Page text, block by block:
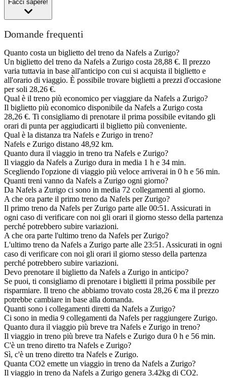
Facci sapere!
Domande frequenti
Quanto costa un biglietto del treno da Nafels a Zurigo?
Un biglietto del treno da Nafels a Zurigo costa 28,88 €. Il prezzo
varia tuttavia in base all'anticipo con cui si acquista il biglietto e
all'orario di viaggio. È possibile trovare biglietti a prezzi d'occasione
per soli 28,26 €.
Qual è il treno più economico per viaggiare da Nafels a Zurigo?
Il biglietto più economico disponibile da Nafels a Zurigo costa
28,26 €. Ti consigliamo di prenotare il prima possibile evitando gli
orari di punta per aggiudicarti il biglietto più conveniente.
Qual è la distanza tra Nafels e Zurigo in treno?
Nafels e Zurigo distano 48,92 km.
Quanto dura il viaggio in treno tra Nafels e Zurigo?
Il viaggio da Nafels a Zurigo dura in media 1 h e 34 min.
Scegliendo l'opzione di viaggio più veloce arriverai in 0 h e 56 min.
Quanti treni vanno da Nafels a Zurigo ogni giorno?
Da Nafels a Zurigo ci sono in media 72 collegamenti al giorno.
A che ora parte il primo treno da Nafels per Zurigo?
Il primo treno da Nafels per Zurigo parte alle 00:51. Assicurati in
ogni caso di verificare con noi gli orari il giorno stesso della partenza
perché potrebbero subire variazioni.
A che ora parte l'ultimo treno da Nafels per Zurigo?
L'ultimo treno da Nafels a Zurigo parte alle 23:51. Assicurati in ogni
caso di verificare con noi gli orari il giorno stesso della partenza
perché potrebbero subire variazioni.
Devo prenotare il biglietto da Nafels a Zurigo in anticipo?
Se puoi, ti consigliamo di prenotare i biglietti il prima possibile per
risparmiare. Il treno che abbiamo trovato costa 28,26 € ma il prezzo
potrebbe cambiare in base alla domanda.
Quanti sono i collegamenti diretti da Nafels a Zurigo?
Ci sono in media 9 collegamenti da Nafels per raggiungere Zurigo.
Quanto dura il viaggio più breve tra Nafels e Zurigo in treno?
Il viaggio in treno più breve tra Nafels e Zurigo dura 0 h e 56 min.
C'è un treno diretto tra Nafels e Zurigo?
Sì, c'è un treno diretto tra Nafels e Zurigo.
Quanta CO2 emette un viaggio in treno da Nafels a Zurigo?
Il viaggio in treno da Nafels a Zurigo genera 3.42kg di CO2.